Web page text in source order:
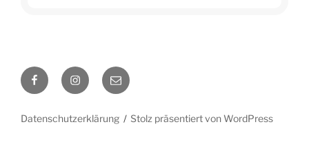
FacebookInstagram
E-
Mail
Datenschutzerklärung Stolz präsentiert von WordPress